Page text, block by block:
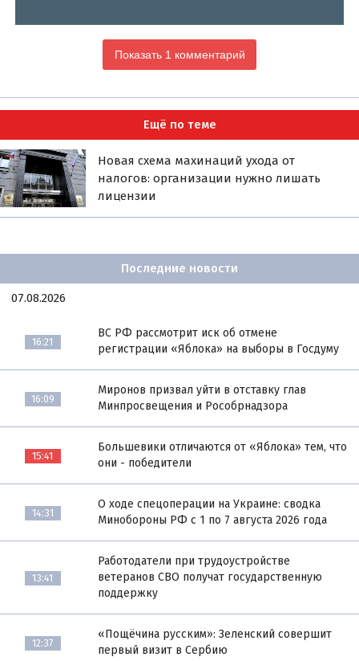
Показать 1 комментарий
Ещё по теме
Новая схема махинаций ухода от
налогов: организации нужно лишать
лицензии
Последние новости
07.08.2026
16:21
ВС РФ рассмотрит иск об отмене
регистрации «Яблока» на выборы в Госдуму
16:09
Миронов призвал уйти в отставку глав
Минпросвещения и Рособрнадзора
15:41
Большевики отличаются от «Яблока» тем, что
они - победители
14:31
О ходе спецоперации на Украине: сводка
Минобороны РФ с 1 по 7 августа 2026 года
13:41
Работодатели при трудоустройстве
ветеранов СВО получат государственную
поддержку
12:37
«Пощёчина русским»: Зеленский совершит
первый визит в Сербию